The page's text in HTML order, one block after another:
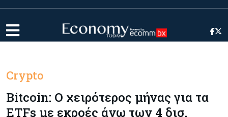
Crypto
Bitcoin: Ο χειρότερος μήνας για τα
ETFs με εκροές άνω των 4 δισ.